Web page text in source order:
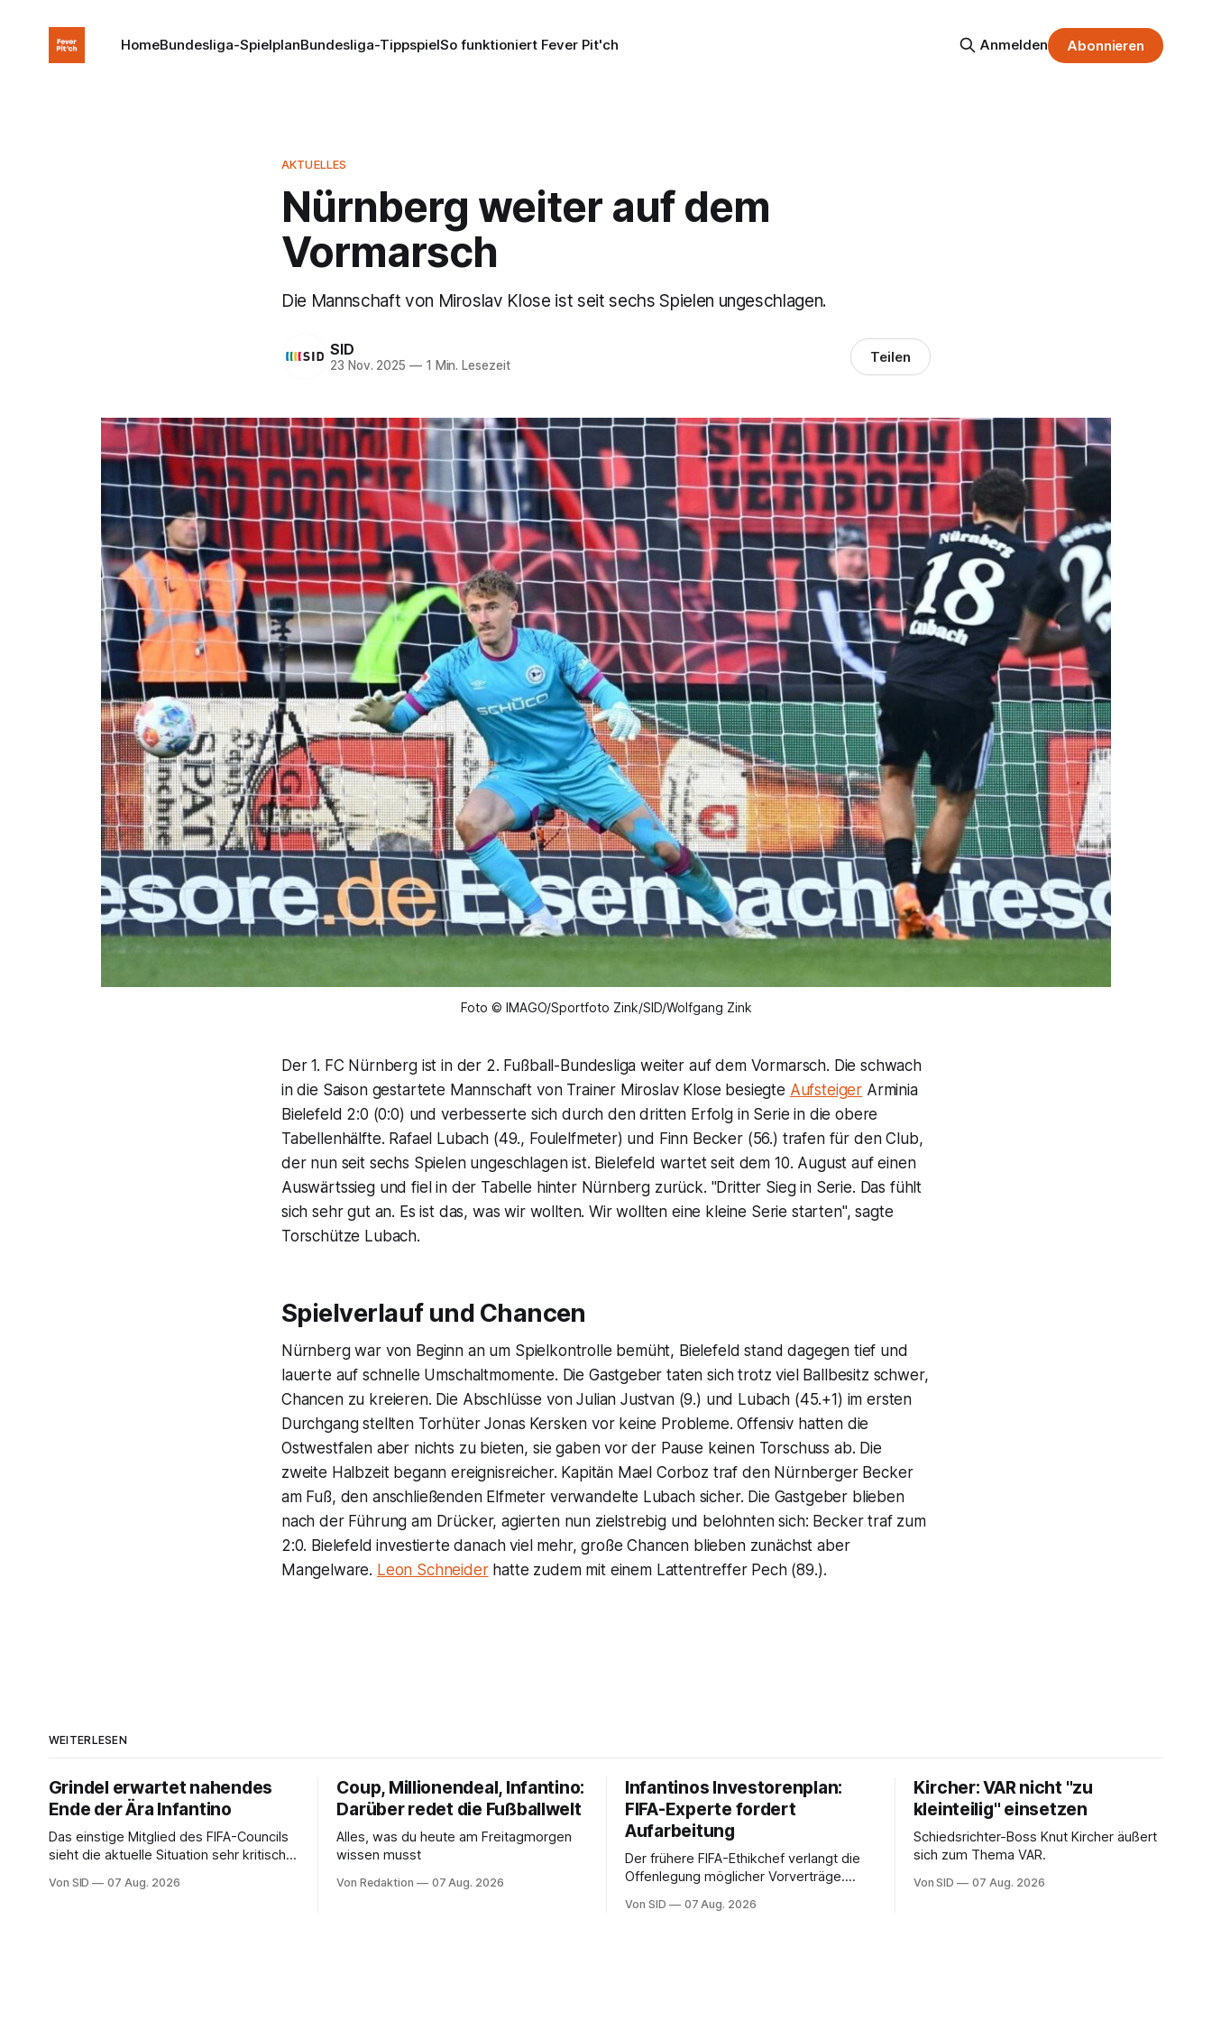
HomeBundesliga-SpielplanBundesliga-TippspielSo funktioniert Fever Pit'ch Anmelden Abonnieren
AKTUELLES
Nürnberg weiter auf dem
Vormarsch
Die Mannschaft von Miroslav Klose ist seit sechs Spielen ungeschlagen.
SID
23 Nov. 2025 —1 Min. Lesezeit Teilen
Foto © IMAGO/Sportfoto Zink/SID/Wolfgang Zink
Der 1. FC Nürnberg ist in der 2. Fußball-Bundesliga weiter auf dem Vormarsch. Die schwach
in die Saison gestartete Mannschaft von Trainer Miroslav Klose besiegte Aufsteiger Arminia
Bielefeld 2:0 (0:0) und verbesserte sich durch den dritten Erfolg in Serie in die obere
Tabellenhälfte. Rafael Lubach (49., Foulelfmeter) und Finn Becker (56.) trafen für den Club,
der nun seit sechs Spielen ungeschlagen ist. Bielefeld wartet seit dem 10. August auf einen
Auswärtssieg und fiel in der Tabelle hinter Nürnberg zurück. "Dritter Sieg in Serie. Das fühlt
sich sehr gut an. Es ist das, was wir wollten. Wir wollten eine kleine Serie starten", sagte
Torschütze Lubach.
Spielverlauf und Chancen
Nürnberg war von Beginn an um Spielkontrolle bemüht, Bielefeld stand dagegen tief und
lauerte auf schnelle Umschaltmomente. Die Gastgeber taten sich trotz viel Ballbesitz schwer,
Chancen zu kreieren. Die Abschlüsse von Julian Justvan (9.) und Lubach (45.+1) im ersten
Durchgang stellten Torhüter Jonas Kersken vor keine Probleme. Offensiv hatten die
Ostwestfalen aber nichts zu bieten, sie gaben vor der Pause keinen Torschuss ab. Die
zweite Halbzeit begann ereignisreicher. Kapitän Mael Corboz traf den Nürnberger Becker
am Fuß, den anschließenden Elfmeter verwandelte Lubach sicher. Die Gastgeber blieben
nach der Führung am Drücker, agierten nun zielstrebig und belohnten sich: Becker traf zum
2:0. Bielefeld investierte danach viel mehr, große Chancen blieben zunächst aber
Mangelware. Leon Schneiderhatte zudem mit einem Lattentreffer Pech (89.).
WEITERLESEN
Grindel erwartet nahendes
Ende der Ära Infantino
Das einstige Mitglied des FIFA-Councils
sieht die aktuelle Situation sehr kritisch
Von SID 07 Aug. 2026
Coup, Millionendeal, Infantino:
Darüber redet die Fußballwelt
Alles, was du heute am Freitagmorgen
wissen musst
Von Redaktion 07 Aug. 2026
Infantinos Investorenplan:
FIFA-Experte fordert
Aufarbeitung
Der frühere FIFA-Ethikchef verlangt die
Offenlegung möglicher Vorverträge.
Infantinos Rolle entscheidend sein.
Von SID 07 Aug. 2026
Kircher: VAR nicht "zu
kleinteilig" einsetzen
Schiedsrichter-Boss Knut Kircher äußert
sich zum Thema VAR.
Von SID 07 Aug. 2026